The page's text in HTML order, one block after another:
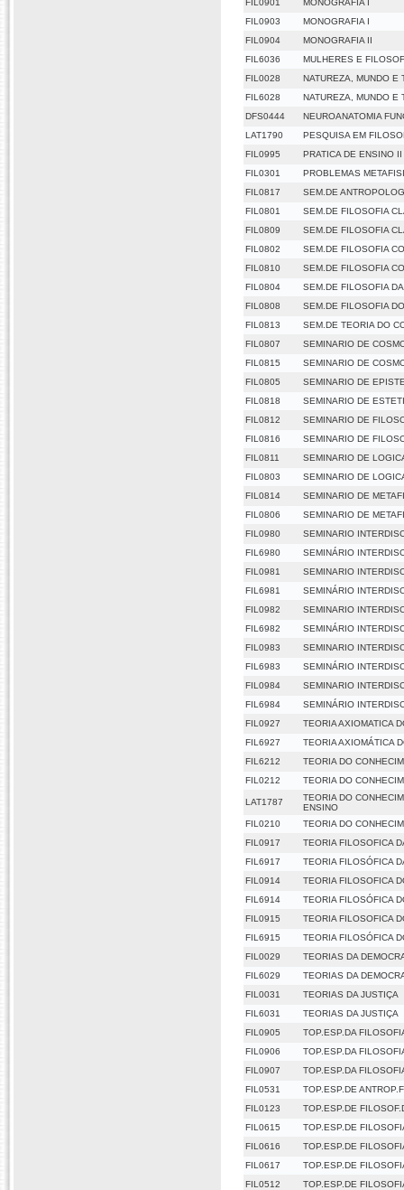
FIL0901
MONOGRAFIA I
FIL0903
MONOGRAFIA I
FIL0904
MONOGRAFIA II
FIL6036
MULHERES E
FIL0028
NATUREZA, MUNDO E
FIL6028
NATUREZA, MUNDO E
DFS0444
NEUROANATOMIA
LAT1790
PESQUISA EM
FIL0995
PRATICA DE ENSINO II
FIL0301
PROBLEMAS
FIL0817
SEM.DE
FIL0801
SEM.DE FILOSOFIA
FIL0809
SEM.DE FILOSOFIA
FIL0802
SEM.DE FILOSOFIA
FIL0810
SEM.DE FILOSOFIA
FIL0804
SEM.DE FILOSOFIA
FIL0808
SEM.DE FILOSOFIA
FIL0813
SEM.DE TEORIA DO
FIL0807
SEMINARIO DE
FIL0815
SEMINARIO DE
FIL0805
SEMINARIO DE
FIL0818
SEMINARIO DE
FIL0812
SEMINARIO DE
FIL0816
SEMINARIO DE
FIL0811
SEMINARIO DE
FIL0803
SEMINARIO DE
FIL0814
SEMINARIO DE
FIL0806
SEMINARIO DE
FIL0980
SEMINARIO
FIL6980
SEMINÁRIO
FIL0981
SEMINARIO
FIL6981
SEMINÁRIO
FIL0982
SEMINARIO
FIL6982
SEMINÁRIO
FIL0983
SEMINARIO
FIL6983
SEMINÁRIO
FIL0984
SEMINARIO
FIL6984
SEMINÁRIO
FIL0927
TEORIA AXIOMATICA
FIL6927
TEORIA AXIOMÁTICA
FIL6212
TEORIA DO
FIL0212
TEORIA DO
LAT1787
TEORIA DO
ENSINO
FIL0210
TEORIA DO
FIL0917
TEORIA FILOSOFICA
FIL6917
TEORIA FILOSÓFICA
FIL0914
TEORIA FILOSOFICA
FIL6914
TEORIA FILOSÓFICA
FIL0915
TEORIA FILOSOFICA
FIL6915
TEORIA FILOSÓFICA
FIL0029
TEORIAS DA
FIL6029
TEORIAS DA
FIL0031
TEORIAS DA JUSTIÇA
FIL6031
TEORIAS DA JUSTIÇA
FIL0905
TOP.ESP.DA
FIL0906
TOP.ESP.DA
FIL0907
TOP.ESP.DA
FIL0531
TOP.ESP.DE
FIL0123
TOP.ESP.DE
FIL0615
TOP.ESP.DE
FIL0616
TOP.ESP.DE
FIL0617
TOP.ESP.DE
FIL0512
TOP.ESP.DE